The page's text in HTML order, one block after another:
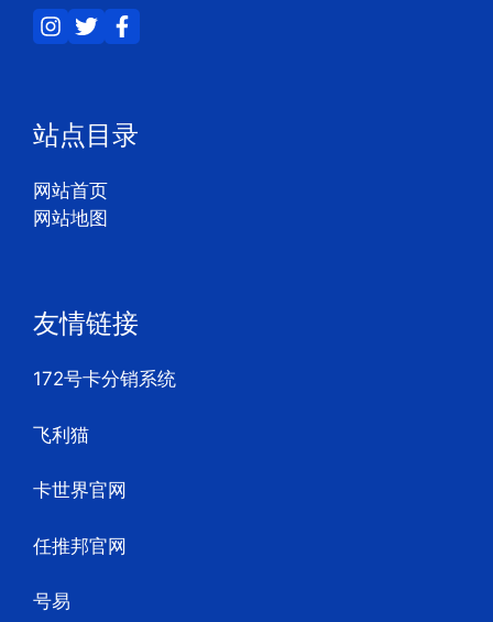
站点目录
网站首页
网站地图
友情链接
172号卡分销系统
飞利猫
卡世界官网
任推邦官网
号易